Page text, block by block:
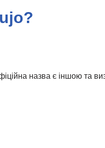
назва є іншою та